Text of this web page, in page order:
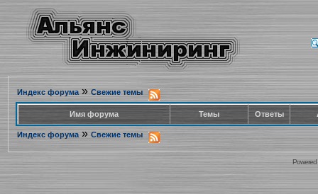
Индекс форума» Свежие темы
Имя форума Темы Ответы
Индекс форума » Свежие темы